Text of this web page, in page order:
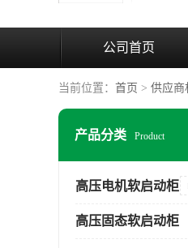
公司首页
当前位置： 首页 > 供应商
产品分类 Product
高压电机软启动柜
高压固态软启动柜